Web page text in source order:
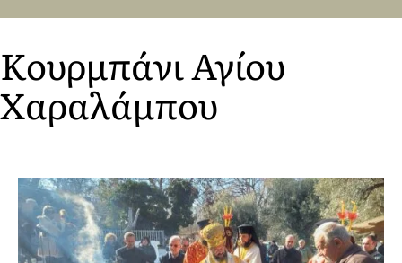
of
WP
heavy
Κουρμπάνι Αγίου
Χαραλάμπου